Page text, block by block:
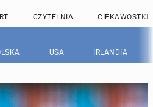
CZYTELNIA CIEKAWOSTKI
USA IRLANDIA